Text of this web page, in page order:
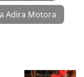
Adira Motora